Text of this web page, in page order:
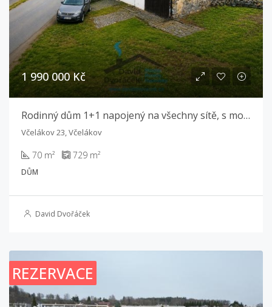
1 990 000 Kč
Rodinný dům 1+1 napojený na všechny sítě, s možností rozšíření o podkroví – Včelákov
Včelákov 23, Včelákov
70 m² 729 m²
DŮM
David Dvořáček
REZERVACE